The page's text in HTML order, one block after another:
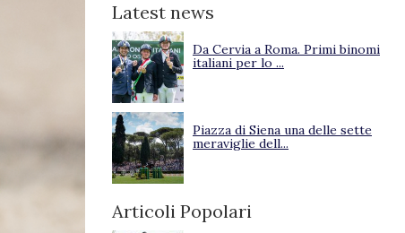
Latest news
Da Cervia a Roma. Primi binomi
italiani per lo ...
Piazza di Siena una delle sette
meraviglie dell...
Articoli Popolari